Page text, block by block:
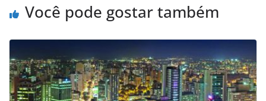
Você pode gostar também